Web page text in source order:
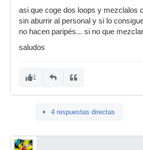
asi que coge dos loops y mezclalos
sin aburrir al personal y si lo
no hacen paripés... si no que
saludos
1
4 respuestas directas